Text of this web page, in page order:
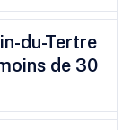
du-Tertre
de 30